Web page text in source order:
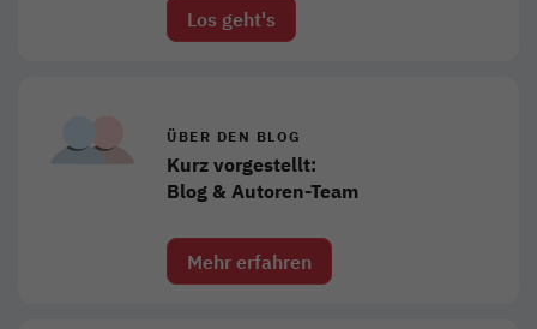
Los geht's
ÜBER DEN BLOG
Kurz vorgestellt:
Blog & Autoren-Team
Mehr erfahren